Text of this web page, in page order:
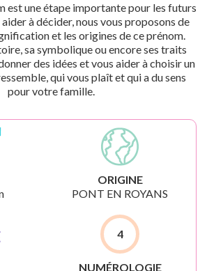
est une étape importante pour les futurs
à décider, nous vous proposons de
et les origines de ce prénom.
sa symbolique ou encore ses traits
des idées et vous aider à choisir un
qui vous plaît et qui a du sens
pour votre famille.
ORIGINE
PONT EN ROYANS
4
NUMÉROLOGIE